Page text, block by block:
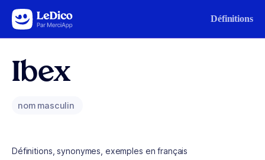
Aller au contenu Définitions
Ibex
nom masculin
Définitions, synonymes, exemples en français